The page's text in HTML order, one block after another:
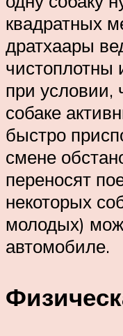
квадратных
дратхаары
чистоплотны
при условии,
собаке
быстро
смене
переносят
некоторых
молодых)
автомобиле.